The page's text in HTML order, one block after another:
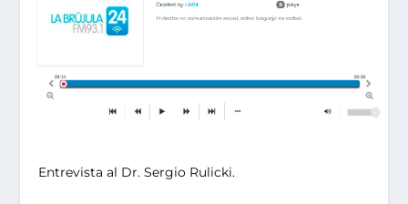
Entrevista al Dr. Sergio Rulicki.